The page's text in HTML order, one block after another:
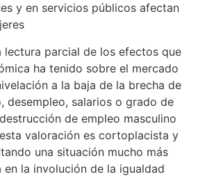
y en servicios públicos afectan
lectura parcial de los efectos que
ha tenido sobre el mercado
a la baja de la brecha de
desempleo, salarios o grado de
de empleo masculino
valoración es cortoplacista y
una situación mucho más
la involución de la igualdad